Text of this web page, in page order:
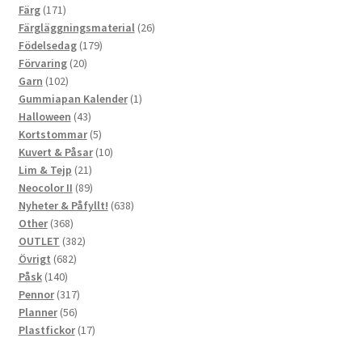
Färg 171171
produkter
Färgläggningsmaterial 2626
Födelsedag 179179
Förvaring 2020
Garn 102102
produkter
Gummiapan Kalender 11
Halloween 4343
produkter
Kortstommar 55
produkter
Kuvert & Påsar 1010
Lim & Tejp 2121
produkter
Neocolor II 8989
produkter
Nyheter & Påfyllt! 638638
Other 368368
produkter
OUTLET 382382
Övrigt 682682
Påsk 140140
produkter
Pennor 317317
produkter
Planner 5656
produkter
Plastfickor 1717